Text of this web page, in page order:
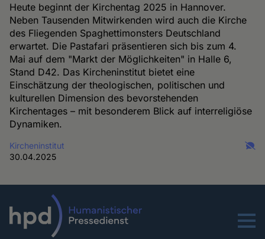
Heute beginnt der Kirchentag 2025 in Hannover.
Neben Tausenden Mitwirkenden wird auch die Kirche
des Fliegenden Spaghettimonsters Deutschland
erwartet. Die Pastafari präsentieren sich bis zum 4.
Mai auf dem "Markt der Möglichkeiten" in Halle 6,
Stand D42. Das Kircheninstitut bietet eine
Einschätzung der theologischen, politischen und
kulturellen Dimension des bevorstehenden
Kirchentages – mit besonderem Blick auf interreligiöse
Dynamiken.
Kircheninstitut
30.04.2025
Menu